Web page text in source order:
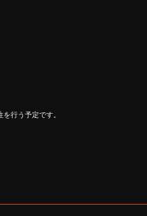
行う予定です。